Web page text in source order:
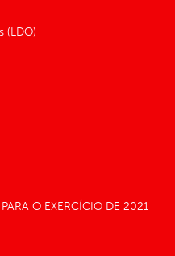
(LDO)
O EXERCÍCIO DE 2021